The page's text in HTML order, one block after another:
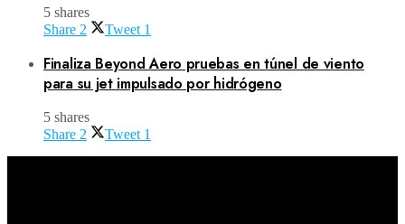
5 shares
Share 2 Tweet 1
Finaliza Beyond Aero pruebas en túnel de viento
para su jet impulsado por hidrógeno
5 shares
Share 2 Tweet 1